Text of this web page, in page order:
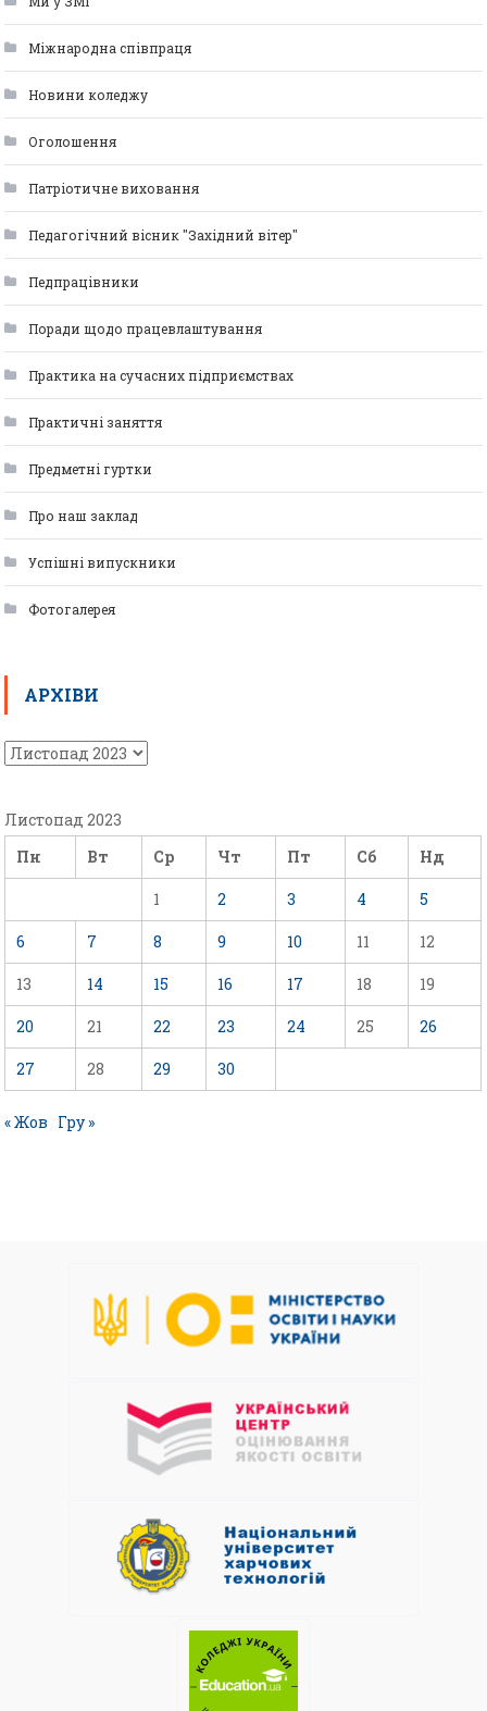
Міжнародна співпраця
Новини коледжу
Оголошення
Патріотичне виховання
Педагогічний вісник "Західний вітер"
Педпрацівники
Поради щодо працевлаштування
Практика на сучасних підприємствах
Практичні заняття
Предметні гуртки
Про наш заклад
Успішні випускники
Фотогалерея
АРХІВИ
Листопад 2023
Пн
Вт Ср Чт Пт Сб Нд
1 2 3 4 5
6 7 8 9 10 11 12
13 14 15 16 17 18 19
20 21 22 23 24 25 26
27 28 29 30
« Жов Гру »